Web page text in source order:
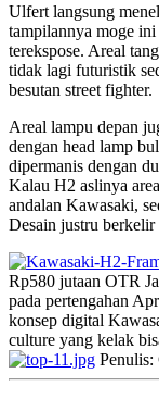
Ulfert langsung
tampilannya moge
terekspose. Areal
tidak lagi futuristik
besutan street fighter.
Areal lampu depan
dengan head lamp
dipermanis dengan
Kalau H2 aslinya
andalan Kawasaki,
Desain justru berkelir
Rp580 jutaan OTR
pada pertengahan
konsep digital
culture yang kelak
Penulis: